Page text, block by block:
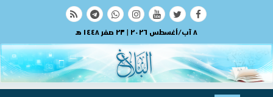
٨ آب/أغسطس ٢٠٢٦ | ٢٣ صفر ١٤٤٨ هـ